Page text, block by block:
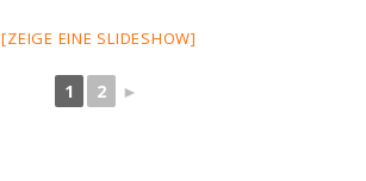
[ZEIGE EINE SLIDESHOW]
1 2 ►